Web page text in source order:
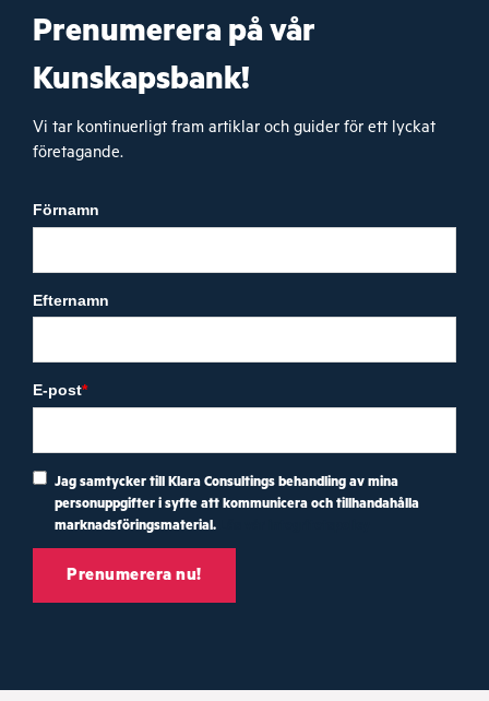
Prenumerera på vår
Kunskapsbank!
Vi tar kontinuerligt fram artiklar och guider för ett lyckat
företagande.
Förnamn
Efternamn
E-post*
Jag samtycker till Klara Consultings behandling av mina
personuppgifter i syfte att kommunicera och tillhandahålla
marknadsföringsmaterial.